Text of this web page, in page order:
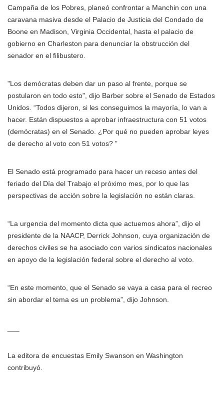
Campaña de los Pobres, planeó confrontar a Manchin con una
caravana masiva desde el Palacio de Justicia del Condado de
Boone en Madison, Virginia Occidental, hasta el palacio de
gobierno en Charleston para denunciar la obstrucción del
senador en el filibustero.
"Los demócratas deben dar un paso al frente, porque se
postularon en todo esto", dijo Barber sobre el Senado de Estados
Unidos. “Todos dijeron, si les conseguimos la mayoría, lo van a
hacer. Están dispuestos a aprobar infraestructura con 51 votos
(demócratas) en el Senado. ¿Por qué no pueden aprobar leyes
de derecho al voto con 51 votos? ”
El Senado está programado para hacer un receso antes del
feriado del Día del Trabajo el próximo mes, por lo que las
perspectivas de acción sobre la legislación no están claras.
“La urgencia del momento dicta que actuemos ahora”, dijo el
presidente de la NAACP, Derrick Johnson, cuya organización de
derechos civiles se ha asociado con varios sindicatos nacionales
en apoyo de la legislación federal sobre el derecho al voto.
“En este momento, que el Senado se vaya a casa para el recreo
sin abordar el tema es un problema”, dijo Johnson.
La editora de encuestas Emily Swanson en Washington
contribuyó.